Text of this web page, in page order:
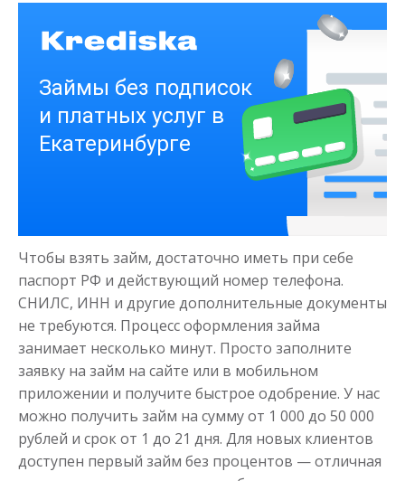
Получить
Срок от 1до 21 дня
Получить
Моментальный займ
Чтобы взять займ, достаточно иметь при себе
паспорт РФ и действующий номер телефона.
СНИЛС, ИНН и другие дополнительные документы
не требуются. Процесс оформления займа
занимает несколько минут. Просто заполните
заявку на займ на сайте или в мобильном
приложении и получите быстрое одобрение. У нас
можно получить займ на сумму от 1 000 до 50 000
рублей и срок от 1 до 21 дня. Для новых клиентов
доступен первый займ без процентов — отличная